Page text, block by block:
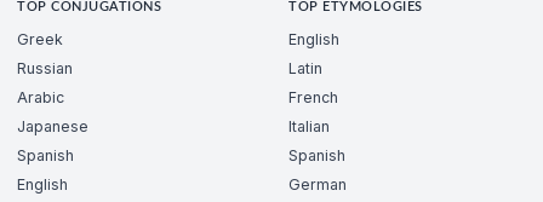
TOP CONJUGATIONS
Greek
Russian
Arabic
Japanese
Spanish
English
TOP ETYMOLOGIES
English
Latin
French
Italian
Spanish
German